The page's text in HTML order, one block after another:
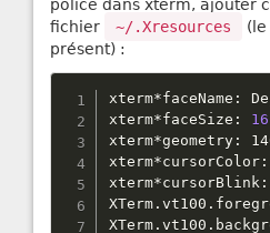
police dans xterm, ajouter
fichier
~/.Xresources
présent) :
xterm*faceName :
xterm*faceSize :
16
xterm*geometry :
xterm*cursorColor :
xterm*cursorBlink :
XTerm .vt100 .
XTerm .vt100 .